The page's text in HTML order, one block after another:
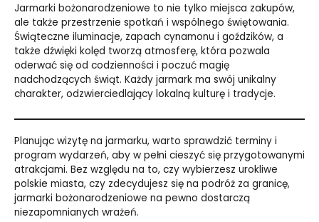
Jarmarki bożonarodzeniowe to nie tylko miejsca zakupów,
ale także przestrzenie spotkań i wspólnego świętowania.
Świąteczne iluminacje, zapach cynamonu i goździków, a
także dźwięki kolęd tworzą atmosferę, która pozwala
oderwać się od codzienności i poczuć magię
nadchodzących świąt. Każdy jarmark ma swój unikalny
charakter, odzwierciedlający lokalną kulturę i tradycje.
Planując wizytę na jarmarku, warto sprawdzić terminy i
program wydarzeń, aby w pełni cieszyć się przygotowanymi
atrakcjami. Bez względu na to, czy wybierzesz urokliwe
polskie miasta, czy zdecydujesz się na podróż za granicę,
jarmarki bożonarodzeniowe na pewno dostarczą
niezapomnianych wrażeń.